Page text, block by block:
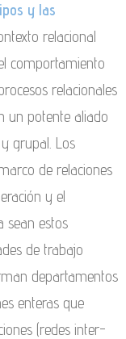
y las
relacional
comportamiento
relacionales
un potente aliado
grupal. Los
de relaciones
y el
sean estos
de trabajo
departamentos
enteras que
(redes inter-